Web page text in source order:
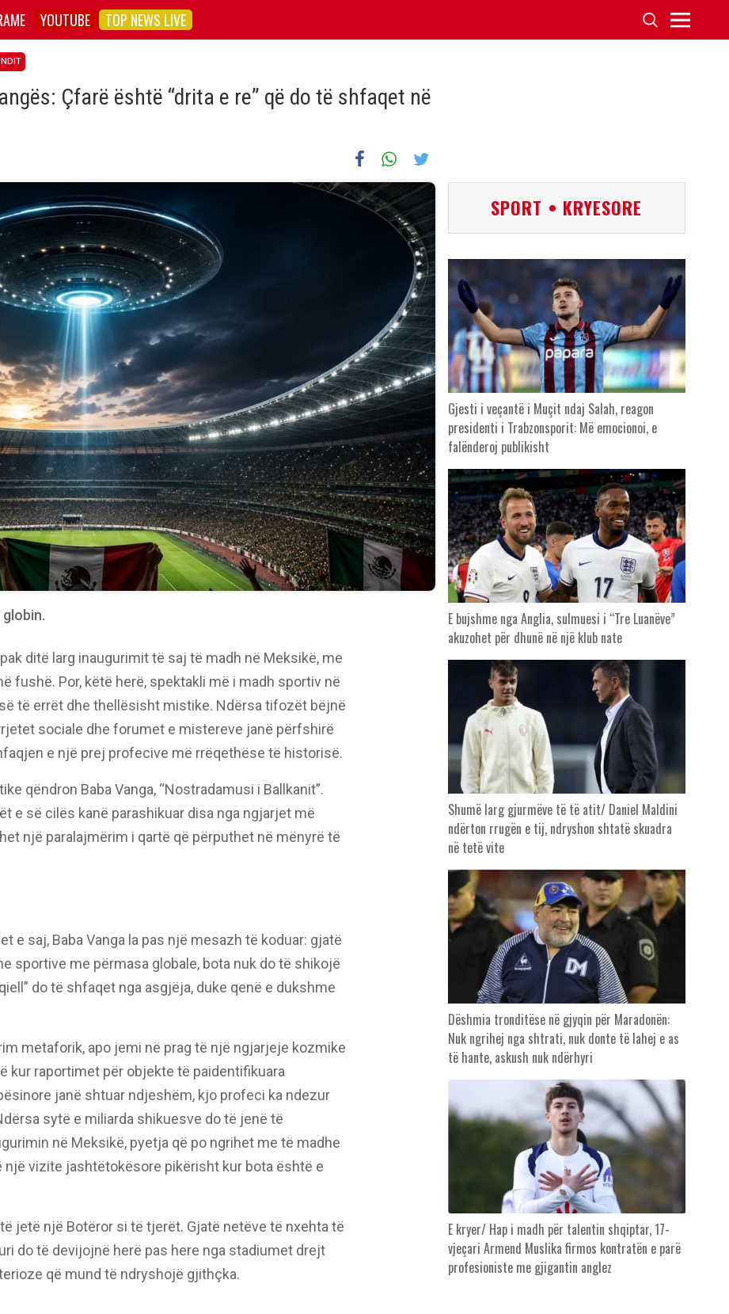
YOUTUBE TOP NEWS LIVE
Çfarë është “drita e re” që do të shfaqet në
ditë larg inaugurimit të saj të madh në Meksikë, me
fushë. Por, këtë herë, spektakli më i madh sportiv në
të errët dhe thellësisht mistike. Ndërsa tifozët bëjnë
sociale dhe forumet e mistereve janë përfshirë
e një prej profecive më rrëqethëse të historisë.
qëndron Baba Vanga, “Nostradamusi i Ballkanit”.
e së cilës kanë parashikuar disa nga ngjarjet më
një paralajmërim i qartë që përputhet në mënyrë të
e saj, Baba Vanga la pas një mesazh të koduar: gjatë
sportive me përmasa globale, bota nuk do të shikojë
do të shfaqet nga asgjëja, duke qenë e dukshme
metaforik, apo jemi në prag të një ngjarjeje kozmike
kur raportimet për objekte të paidentifikuara
janë shtuar ndjeshëm, kjo profeci ka ndezur
sytë e miliarda shikuesve do të jenë të
në Meksikë, pyetja që po ngrihet me të madhe
vizite jashtëtokësore pikërisht kur bota është e
jetë një Botëror si të tjerët. Gjatë netëve të nxehta të
do të devijojnë herë pas here nga stadiumet drejt
që mund të ndryshojë gjithçka.
SPORT • KRYESORE
Gjesti i veçantë i Muçit ndaj Salah, reagon
presidenti i Trabzonsporit: Më emocionoi, e
falënderoj publikisht
E bujshme nga Anglia, sulmuesi i “Tre Luanëve”
akuzohet për dhunë në një klub nate
Shumë larg gjurmëve të të atit/ Daniel Maldini
ndërton rrugën e tij, ndryshon shtatë skuadra
në tetë vite
Dëshmia tronditëse në gjyqin për Maradonën:
Nuk ngrihej nga shtrati, nuk donte të lahej e as
të hante, askush nuk ndërhyri
E kryer/ Hap i madh për talentin shqiptar, 17-
vjeçari Armend Muslika firmos kontratën e parë
profesioniste me gjigantin anglez